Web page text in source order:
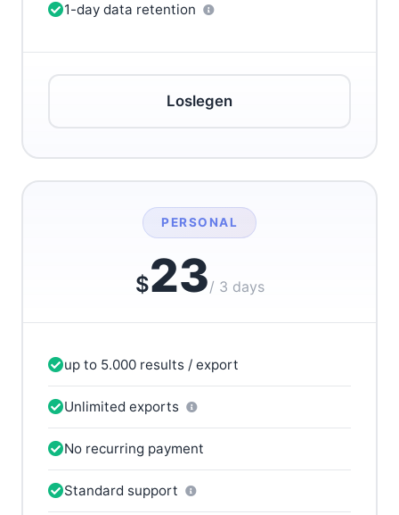
1-day data retention
Loslegen
PERSONAL
$23/ 3 days
up to 5.000 results / export
Unlimited exports
No recurring payment
Standard support